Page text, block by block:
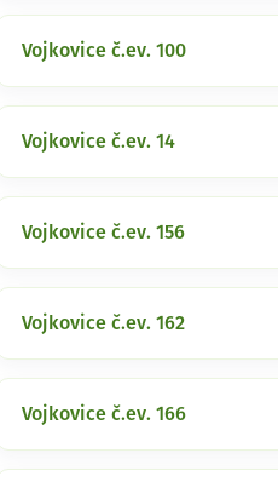
Vojkovice č.ev. 100
Vojkovice č.ev. 14
Vojkovice č.ev. 156
Vojkovice č.ev. 162
Vojkovice č.ev. 166